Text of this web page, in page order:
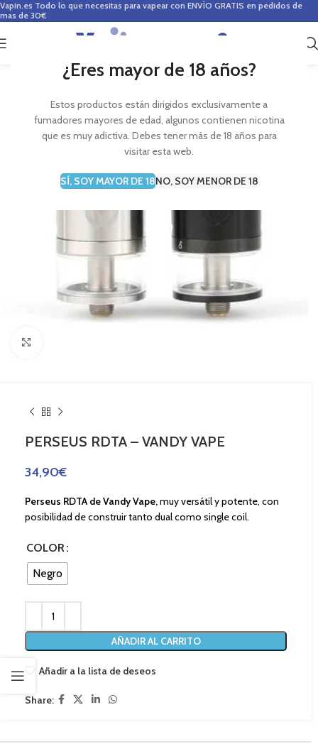
¿Eres mayor de 18 años?
Estos productos están dirigidos exclusivamente a
fumadores mayores de edad, algunos contienen nicotina
que es muy adictiva. Debes tener más de 18 años para
visitar esta web.
SÍ, SOY MAYOR DE 18NO, SOY MENOR DE 18
Vapin.es Todo lo que necesitas para vapear con ENVÍO GRATIS en pedidos de
mas de 30€
0
PERSEUS RDTA – VANDY VAPE
34,90€
Perseus RDTA de Vandy Vape,muy versátil y potente, con
posibilidad de construir tanto dual como single coil.
COLOR
Negro
AÑADIR AL CARRITO
Añadir a la lista de deseos
Share: